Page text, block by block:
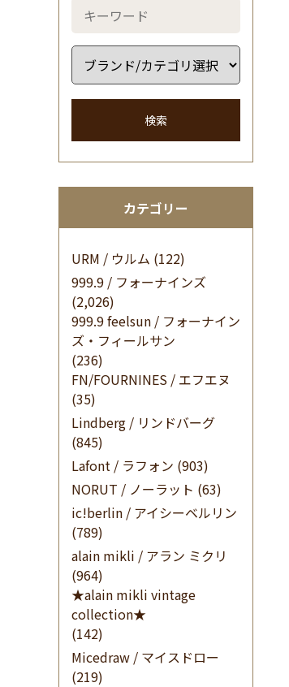
検索
カテゴリー
URM / ウルム (122)
999.9 / フォーナインズ
(2,026)
999.9 feelsun / フォーナイン
ズ・フィールサン
(236)
FN/FOURNINES / エフエヌ
(35)
Lindberg / リンドバーグ
(845)
Lafont / ラフォン (903)
NORUT / ノーラット (63)
ic!berlin / アイシーベルリン
(789)
alain mikli / アラン ミクリ
(964)
★alain mikli vintage
collection★
(142)
Micedraw / マイスドロー
(219)